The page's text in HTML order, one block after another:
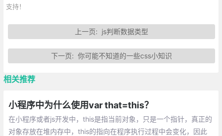
支持！
上一页: js判断数据类型
下一页: 你可能不知道的一些css小知识
相关推荐
小程序中为什么使用var that=this？
在小程序或者js开发中，this是指当前对象，只是一个指针，真正的
对象存放在堆内存中，this的指向在程序执行过程中会变化，因此